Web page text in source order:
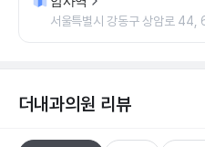
서울특별시 강동구 상암로 44,
더내과의원 리뷰